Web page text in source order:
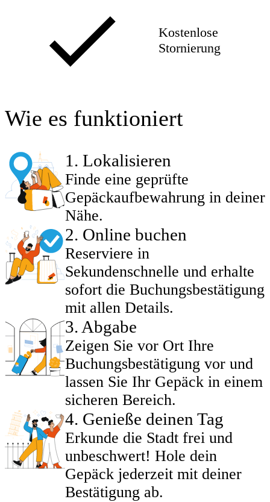
Kostenlose
Stornierung
Wie es funktioniert
1 . Lokalisieren
Finde eine geprüfte
Gepäckaufbewahrung in deiner
Nähe.
2. Online buchen
Reserviere in
Sekundenschnelle und erhalte
sofort die Buchungsbestätigung
mit allen Details.
3. Abgabe
Zeigen Sie vor Ort Ihre
Buchungsbestätigung vor und
lassen Sie Ihr Gepäck in einem
sicheren Bereich.
4. Genieße deinen Tag
Erkunde die Stadt frei und
unbeschwert! Hole dein
Gepäck jederzeit mit deiner
Bestätigung ab.